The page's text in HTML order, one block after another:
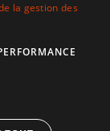
la gestion des